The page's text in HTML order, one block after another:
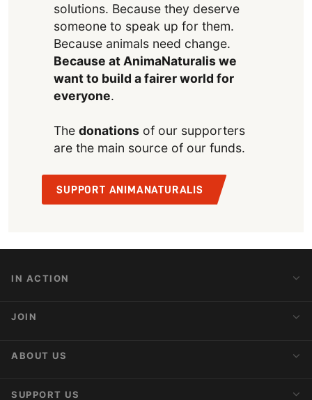
solutions. Because they deserve
someone to speak up for them.
Because animals need change.
Because at AnimaNaturalis we
want to build a fairer world for
everyone.
The donationsof our supporters
are the main source of our funds.
SUPPORT ANIMANATURALIS
IN ACTION
Action Alerts
JOIN
Activist Network
ABOUT US
About AnimaNaturalis
SUPPORT US